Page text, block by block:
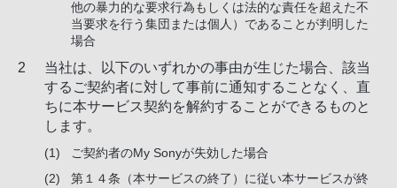
他の暴力的な要求行為もしくは法的な責任を超えた不
当要求を行う集団または個人）であることが判明した
場合
当社は、以下のいずれかの事由が生じた場合、該当
するご契約者に対して事前に通知することなく、直
ちに本サービス契約を解約することができるものと
します。
ご契約者のMy Sonyが失効した場合
第１４条（本サービスの終了）に従い本サービスが終